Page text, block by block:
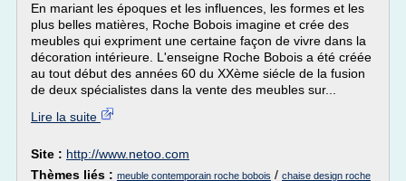
En mariant les époques et les influences, les formes et les
plus belles matières, Roche Bobois imagine et crée des
meubles qui expriment une certaine façon de vivre dans la
décoration intérieure. L'enseigne Roche Bobois a été créée
au tout début des années 60 du XXème siécle de la fusion
de deux spécialistes dans la vente des meubles sur...
Lire la suite
Site : http://www.netoo.com
Thèmes liés : meuble contemporain roche bobois / chaise design roche